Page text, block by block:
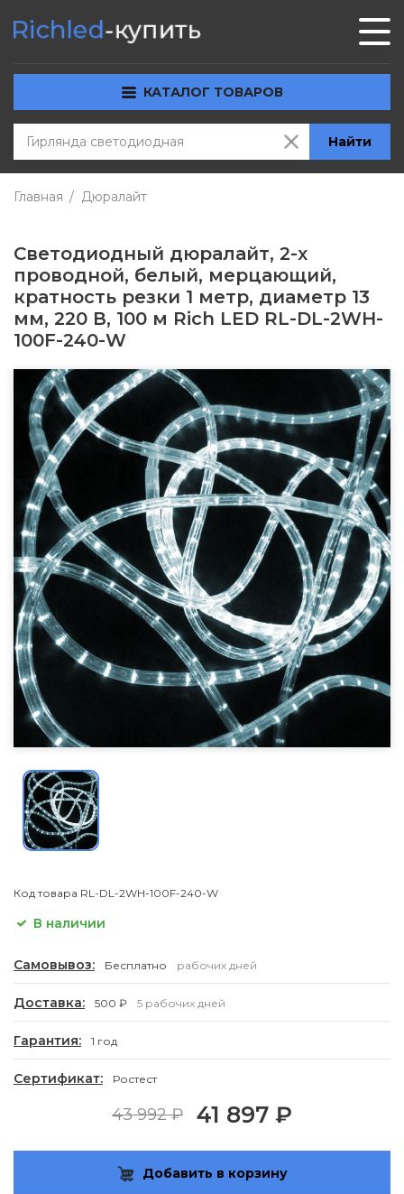
КАТАЛОГ ТОВАРОВ
Найти
Главная Дюралайт
Светодиодный дюралайт, 2-х
проводной, белый, мерцающий,
кратность резки 1 метр, диаметр 13
мм, 220 В, 100 м Rich LED RL-DL-2WH-
100F-240-W
Код товара RL-DL-2WH-100F-240-W
В наличии
Самовывоз: Бесплатно рабочих дней
Доставка: 500 ₽ 5 рабочих дней
Гарантия: 1 год
Сертификат: Ростест
43 992 ₽ 41 897 ₽
Добавить в корзину